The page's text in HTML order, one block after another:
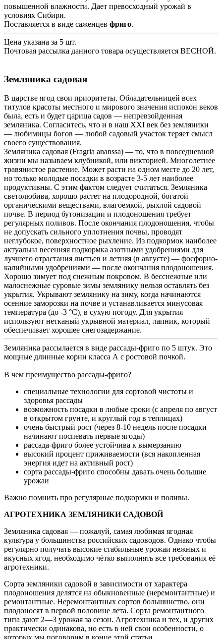
повышенной влажности. Дает превосходный урожай в
условиях Сибири.
Поставляется в виде саженцев фриго.
Цена указана за 5 шт.
Почтовая рассылка данного товара осуществляется ВЕСНОЙ.
Земляника садовая
В царстве ягод свои приоритеты. Обладательницей всех
титулов красоты местного и мирового значения испокон веков
была, есть и будет царица садов — непревзойденная
земляника. Согласитесь, что и в наш XXI век без земляники
— любимицы богов — любой садовый участок теряет смысл
своего существования.
Земляника садовая (Fragria ananssa) — то, что в повседневной
жизни мы называем клубникой, или викторией. Многолетнее
травянистое растение. Может расти на одном месте до 20 лет,
но только молодые посадки в возрасте 3-5 лет наиболее
продуктивны. С этим фактом следует считаться. Земляника
светолюбива, хорошо растет на плодородной, богатой
органическими веществами, влагоемкой, рыхлой садовой
почве. В период бутонизации и плодоношения требует
регулярных поливов. После окончания плодоношения, чтобы
не допускать сильного уплотнения почвы, проводят
неглубокое, поверхностное рыхление. Из подкормок наиболее
актуальна весенняя подкормка азотными удобрениями для
лучшего отрастания листьев и летняя (в августе) — фосфорно-
калийными удобрениями — после окончания плодоношения.
Хорошо зимует под снежным покровом. В бесснежные или
малоснежные суровые зимы землянику нельзя оставлять без
укрытия. Укрывают землянику на зиму, когда начинаются
осенние заморозки на почве и устанавливается минусовая
температура (до -3 °С), в сухую погоду. Для укрытия
используют нетканый укрывной материал, лапник, который
обеспечивает хорошее снегозадержание.
Земляника рассылается в виде рассады-фриго по 5 штук. Это
мощные длинные корни класса А с ростовой почкой.
В чем преимущество рассады-фриго?
специальные технологии для сортовой чистоты и
здоровья рассады
возможность посадки в любые сроки (с апреля по август
в открытом грунте, и круглый год в теплицах)
очень быстрый рост (через 8-10 недель после посадки
начинают поспевать первые ягоды)
рассада-фриго более устойчива к вымерзанию
высокий процент приживаемости (вся накопленная
энергия идет на активный рост)
сорта рассады-фриго способны давать очень большие
урожаи
Важно помнить про регулярные подкормки и поливы.
АГРОТЕХНИКА ЗЕМЛЯНИКИ САДОВОЙ
Земляника садовая — пожалуй, самая любимая ягодная
культура у большинства российских садоводов. Однако чтобы
регулярно получать высокие стабильные урожаи нежных и
вкусных ягод, необходимо чётко выполнять все требования её
агротехники.
Сорта земляники садовой в зависимости от характера
плодоношения делятся на обыкновенные (неремонтантные) и
ремонтантные. Неремонтантных сортов большинство, они
плодоносят в первой половине лета. Сорта ремонтантного
типа дают 2—3 урожая за сезон. Агротехника и тех, и других
практически одинакова, но есть в ней свои особенности, о